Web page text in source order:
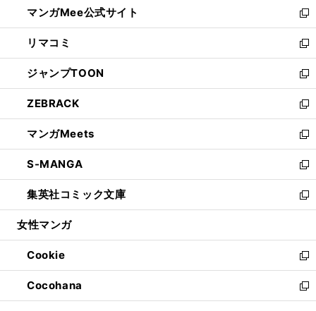
く
ド
ウ
で
開
く
ィ
ン
ド
ウ
で
開
く
い
ウ
ィ
ン
ド
ウ
で
開
く
マンガMee公式サイト
新
し
い
ウ
ィ
ン
ド
ウ
で
開
く
リマコミ
新
し
い
ウ
ィ
ン
ド
ウ
で
開
く
ジャンプTOON
新
し
い
ウ
ィ
ン
ド
ウ
で
開
ZEBRACK
新
し
い
ウ
ィ
ン
ド
ウ
開
く
マンガMeets
新
し
い
ウ
ィ
ン
ウ
で
開
く
S-MANGA
新
し
い
ウ
ン
ド
ウ
で
開
集英社コミック文庫
新
し
ウ
ィ
ン
ド
ウ
女性マンガ
Cookie
新
し
い
ウ
Cocohana
新
し